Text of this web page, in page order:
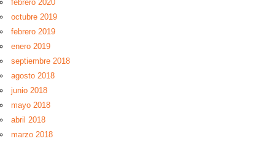
febrero 2020
octubre 2019
febrero 2019
enero 2019
septiembre 2018
agosto 2018
junio 2018
mayo 2018
abril 2018
marzo 2018